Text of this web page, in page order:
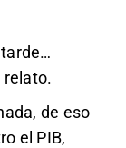
relato.
de eso
el PIB,